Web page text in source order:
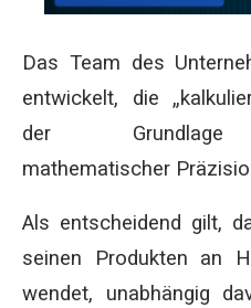
Das Team des
entwickelt, die
der Grundlage
mathematischer
Als entscheidend gilt,
seinen Produkten an
wendet, unabhängig